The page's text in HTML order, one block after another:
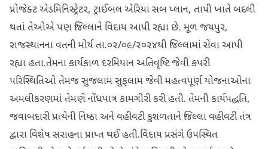
પ્રોજેક્ટ એડમિનિસ્ટ્રેટર, ટ્રાઈબલ એરિયા સબ પ્લાન, તાપી ખાતે બદલી
થતાં તેઓએ પણ જિલ્લાને વિદાય આપી રહ્યા છે. મૂળ જયપુર,
રાજસ્થાનના વતની મોર્ય તા.૦૨/૦૯/૨૦૨૪થી જિલ્લામાં સેવા આપી
રહ્યા હતા.તેમના કાર્યકાળ દરમિયાન અતિવૃષ્ટિ જેવી કપરી
પરિસ્થિતિઓ તેમજ સુજલામ સુફલામ જેવી મહત્વપૂર્ણ યોજનાઓના
અમલીકરણમાં તેમણે નોંધપાત્ર કામગીરી કરી હતી. તેમની કાર્યપદ્ધતિ,
જવાબદારી પ્રત્યેની નિષ્ઠા અને વહીવટી કુશળતાને જિલ્લા વહીવટી તંત્ર
દ્વારા વિશેષ સરાહના પ્રાપ્ત થઈ હતી.વિદાય પ્રસંગે ઉપસ્થિત